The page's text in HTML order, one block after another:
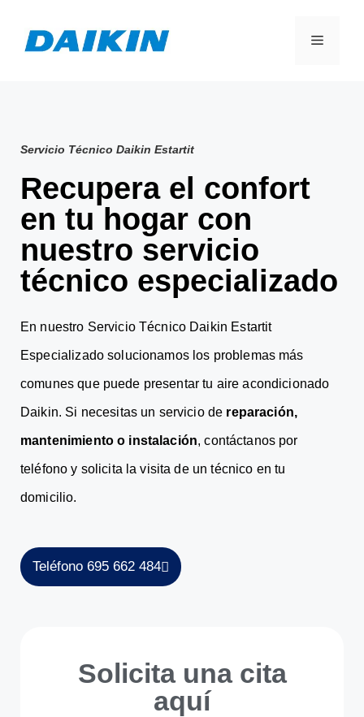
Servicio Técnico Daikin Estartit
Recupera el confort
en tu hogar con
nuestro servicio
técnico especializado
En nuestro Servicio Técnico Daikin Estartit
Especializado solucionamos los problemas más
comunes que puede presentar tu aire acondicionado
Daikin. Si necesitas un servicio de reparación,
mantenimiento o instalación, contáctanos por
teléfono y solicita la visita de un técnico en tu
domicilio.
Teléfono 695 662 484
Solicita una cita
aquí